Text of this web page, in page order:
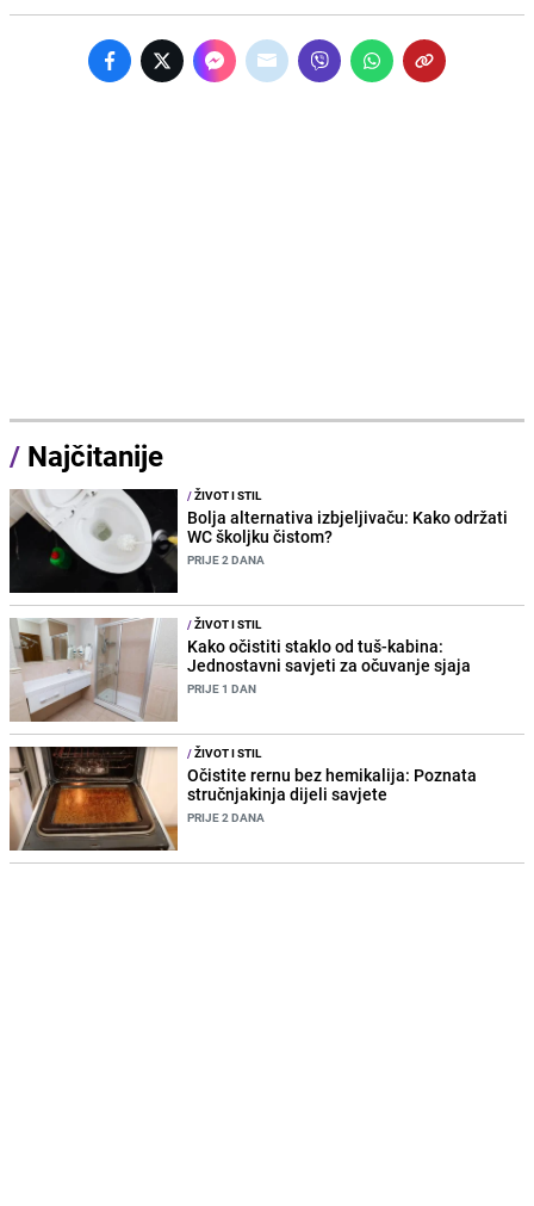
/ Najčitanije
/ŽIVOT I STIL
Bolja alternativa izbjeljivaču: Kako održati
WC školjku čistom?
PRIJE 2 DANA
/ŽIVOT I STIL
Kako očistiti staklo od tuš-kabina:
Jednostavni savjeti za očuvanje sjaja
PRIJE 1 DAN
/ŽIVOT I STIL
Očistite rernu bez hemikalija: Poznata
stručnjakinja dijeli savjete
PRIJE 2 DANA